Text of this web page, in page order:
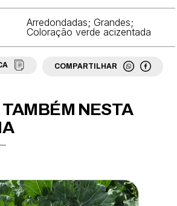
Arredondadas; Grandes;
Coloração verde acizentada
COMPARTILHAR
NESTA